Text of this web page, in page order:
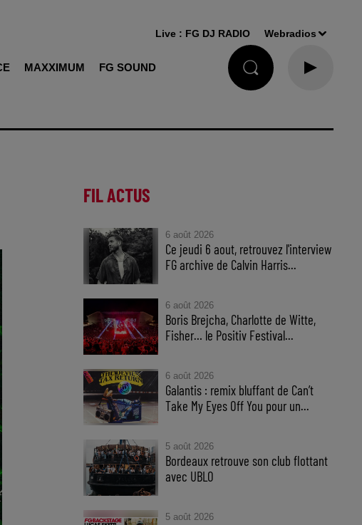
MAXXIMUM FG SOUND
Live : FG DJ RADIO Webradios
FIL ACTUS
6 août 2026
Ce jeudi 6 aout, retrouvez l'interview
FG archive de Calvin Harris...
6 août 2026
Boris Brejcha, Charlotte de Witte,
Fisher… le Positiv Festival...
6 août 2026
Galantis : remix bluffant de Can’t
Take My Eyes Off You pour un...
5 août 2026
Bordeaux retrouve son club flottant
avec UBLO
5 août 2026